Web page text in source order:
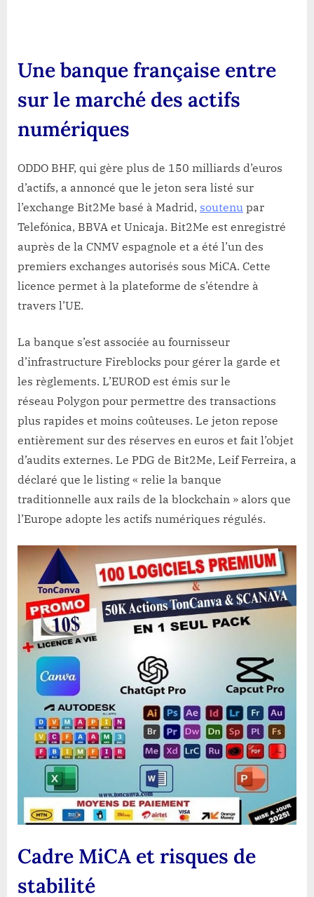
Une banque française entre
sur le marché des actifs
numériques
ODDO BHF, qui gère plus de 150 milliards d’euros
d’actifs, a annoncé que le jeton sera listé sur
l’exchange Bit2Me basé à Madrid, soutenu par
Telefónica, BBVA et Unicaja. Bit2Me est enregistré
auprès de la CNMV espagnole et a été l’un des
premiers exchanges autorisés sous MiCA. Cette
licence permet à la plateforme de s’étendre à
travers l’UE.
La banque s’est associée au fournisseur
d’infrastructure Fireblocks pour gérer la garde et
les règlements. L’EUROD est émis sur le
réseau Polygon pour permettre des transactions
plus rapides et moins coûteuses. Le jeton repose
entièrement sur des réserves en euros et fait l’objet
d’audits externes. Le PDG de Bit2Me, Leif Ferreira, a
déclaré que le listing « relie la banque
traditionnelle aux rails de la blockchain » alors que
l’Europe adopte les actifs numériques régulés.
Cadre MiCA et risques de
stabilité